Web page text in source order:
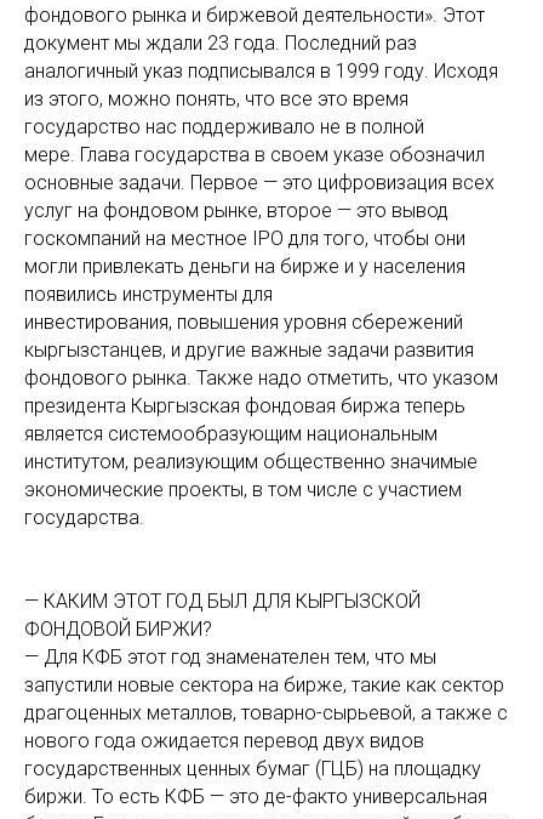
фондового рынка и биржевой деятельности». Этот
документ мы ждали 23 года. Последний раз
аналогичный указ подписывался в 1999 году. Исходя
из этого, можно понять, что все это время
государство нас поддерживало не в полной
мере. Глава государства в своем указе обозначил
основные задачи. Первое — это цифровизация всех
услуг на фондовом рынке, второе — это вывод
госкомпаний на местное IPO для того, чтобы они
могли привлекать деньги на бирже и у населения
появились инструменты для
инвестирования, повышения уровня сбережений
кыргызстанцев, и другие важные задачи развития
фондового рынка. Также надо отметить, что указом
президента Кыргызская фондовая биржа теперь
является системообразующим национальным
институтом, реализующим общественно значимые
экономические проекты, в том числе с участием
государства.
— КАКИМ ЭТОТ ГОД БЫЛ ДЛЯ КЫРГЫЗСКОЙ
ФОНДОВОЙ БИРЖИ?
— Для КФБ этот год знаменателен тем, что мы
запустили новые сектора на бирже, такие как сектор
драгоценных металлов, товарно-сырьевой, а также с
нового года ожидается перевод двух видов
государственных ценных бумаг (ГЦБ) на площадку
биржи. То есть КФБ — это де-факто универсальная